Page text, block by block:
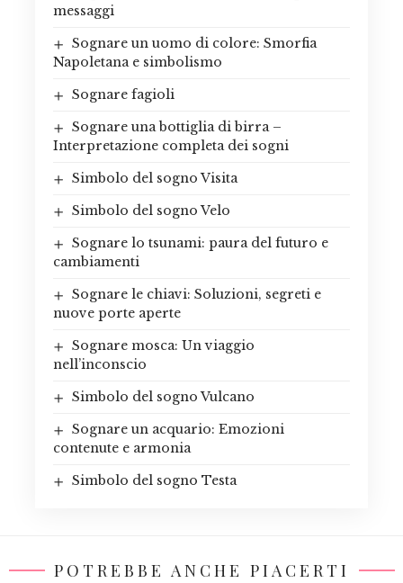
messaggi
Sognare un uomo di colore: Smorfia
Napoletana e simbolismo
Sognare fagioli
Sognare una bottiglia di birra –
Interpretazione completa dei sogni
Simbolo del sogno Visita
Simbolo del sogno Velo
Sognare lo tsunami: paura del futuro e
cambiamenti
Sognare le chiavi: Soluzioni, segreti e
nuove porte aperte
Sognare mosca: Un viaggio
nell’inconscio
Simbolo del sogno Vulcano
Sognare un acquario: Emozioni
contenute e armonia
Simbolo del sogno Testa
POTREBBE ANCHE PIACERTI